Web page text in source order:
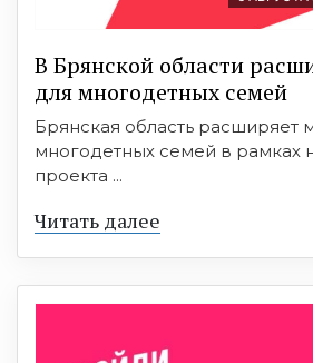
В Брянской области
для многодетных семей
Брянская область
многодетных семей в рамках
проекта ...
Читать далее